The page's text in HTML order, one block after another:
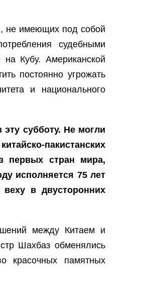
не имеющих под собой
судебными
Кубу. Американской
постоянно угрожать
и национального
субботу. Не могли
пакистанских
первых стран мира,
исполняется 75 лет
веху в двусторонних
между Китаем и
Шахбаз обменялись
красочных памятных